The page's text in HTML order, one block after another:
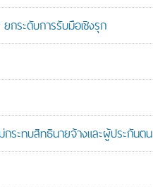
กระดับการรับมือเชิงรุก
ระทบสิทธินายจ้างและผู้ประกันตน